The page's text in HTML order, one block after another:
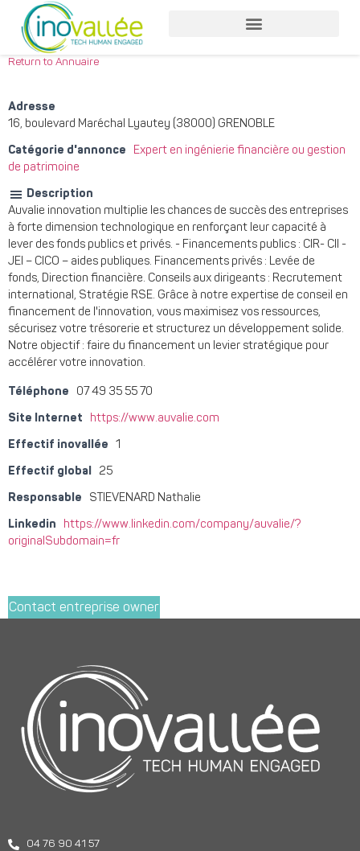
Return to Annuaire
Adresse
16, boulevard Maréchal Lyautey (38000) GRENOBLE
Catégorie d'annonce
Expert en ingénierie financière ou gestion
de patrimoine
Description
Auvalie innovation multiplie les chances de succès des entreprises
à forte dimension technologique en renforçant leur capacité à
lever des fonds publics et privés. - Financements publics : CIR- CII -
JEI – CICO – aides publiques. Financements privés : Levée de
fonds, Direction financière. Conseils aux dirigeants : Recrutement
international, Stratégie RSE. Grâce à notre expertise de conseil en
financement de l'innovation, vous maximisez vos ressources,
sécurisez votre trésorerie et structurez un développement solide.
Notre objectif : faire du financement un levier stratégique pour
accélérer votre innovation.
Téléphone 07 49 35 55 70
Site Internet https://www.auvalie.com
Effectif inovallée 1
Effectif global 25
Responsable STIEVENARD Nathalie
Linkedin
https://www.linkedin.com/company/auvalie/?
originalSubdomain=fr
Contact entreprise owner
04 76 90 41 57